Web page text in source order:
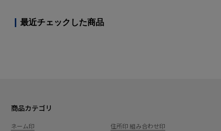
最近チェックした商品
商品カテゴリ
ネーム印
住所印 組み合わせ印